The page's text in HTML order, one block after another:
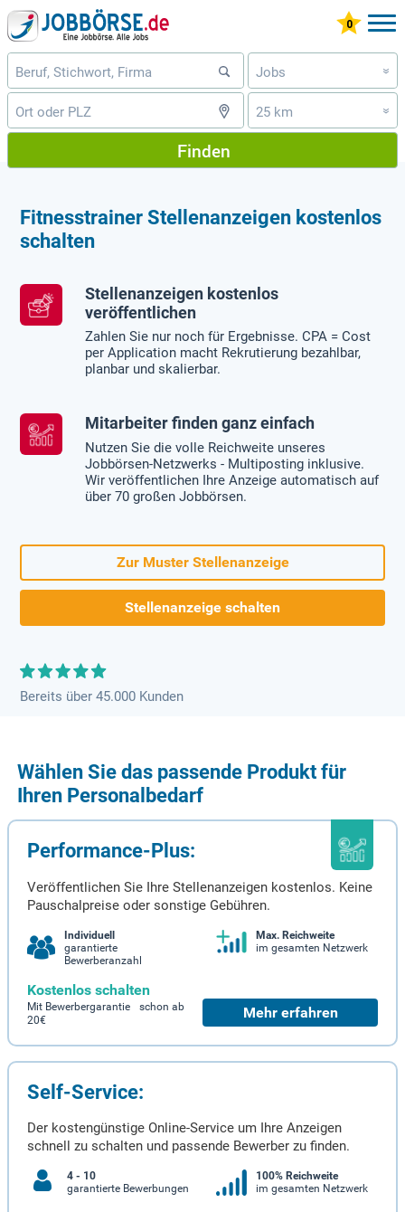
Jobs »
25 km »
Finden
Fitnesstrainer Stellenanzeigen kostenlos
schalten
Stellenanzeigen kostenlos
veröffentlichen
Zahlen Sie nur noch für Ergebnisse. CPA = Cost
per Application macht Rekrutierung bezahlbar,
planbar und skalierbar.
Mitarbeiter finden ganz einfach
Nutzen Sie die volle Reichweite unseres
Jobbörsen-Netzwerks - Multiposting inklusive.
Wir veröffentlichen Ihre Anzeige automatisch auf
über 70 großen Jobbörsen.
Zur Muster Stellenanzeige
Stellenanzeige schalten
Bereits über 45.000 Kunden
Wählen Sie das passende Produkt für
Ihren Personalbedarf
Performance-Plus:
Veröffentlichen Sie Ihre Stellenanzeigen kostenlos. Keine
Pauschalpreise oder sonstige Gebühren.
Individuell
garantierte
Bewerberanzahl
Max. Reichweite
im gesamten Netzwerk
Kostenlos schalten
Mit Bewerbergarantie schon ab
20€
Mehr erfahren
Self-Service:
Der kostengünstige Online-Service um Ihre Anzeigen
schnell zu schalten und passende Bewerber zu finden.
4 - 10
garantierte Bewerbungen
100% Reichweite
im gesamten Netzwerk